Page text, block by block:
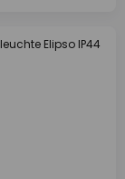
Elipso IP44